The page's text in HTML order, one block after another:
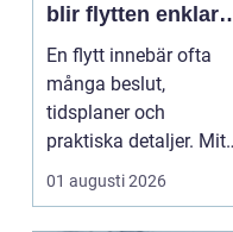
blir flytten enklare
och mer trygg
En flytt innebär ofta
många beslut,
tidsplaner och
praktiska detaljer. Mitt
i allt hamnar
flyttstädn...
01 augusti 2026